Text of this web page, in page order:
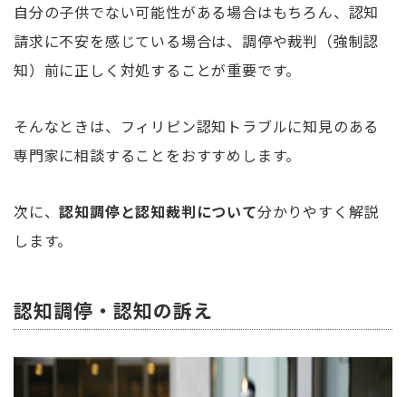
自分の子供でない可能性がある場合はもちろん、認知
請求に不安を感じている場合は、調停や裁判（強制認
知）前に正しく対処することが重要です。
そんなときは、フィリピン認知トラブルに知見のある
専門家に相談することをおすすめします。
次に、認知調停と認知裁判について分かりやすく解説
します。
認知調停・認知の訴え